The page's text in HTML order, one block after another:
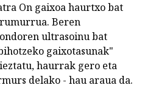
On gaixoa haurtxo bat
Beren
ultrasoinu bat
gaixotasunak"
haurrak gero eta
delako - hau araua da.